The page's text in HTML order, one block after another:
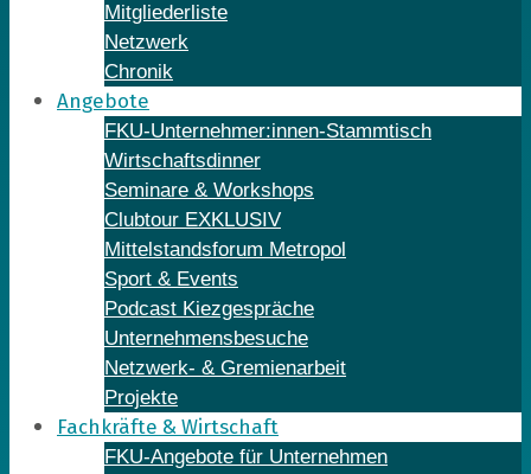
Mitgliederliste
Netzwerk
Chronik
Angebote
FKU-Unternehmer:innen-Stammtisch
Wirtschaftsdinner
Seminare & Workshops
Clubtour EXKLUSIV
Mittelstandsforum Metropol
Sport & Events
Podcast Kiezgespräche
Unternehmensbesuche
Netzwerk- & Gremienarbeit
Projekte
Fachkräfte & Wirtschaft
FKU-Angebote für Unternehmen